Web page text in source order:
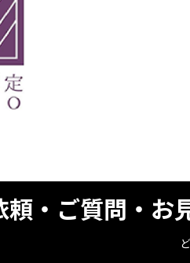
頼・ご質問・お